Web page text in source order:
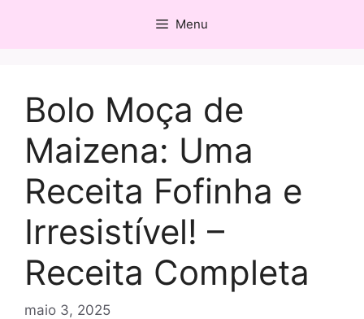
o
Menu
Bolo Moça de
Maizena: Uma
Receita Fofinha e
Irresistível! –
Receita Completa
maio 3, 2025